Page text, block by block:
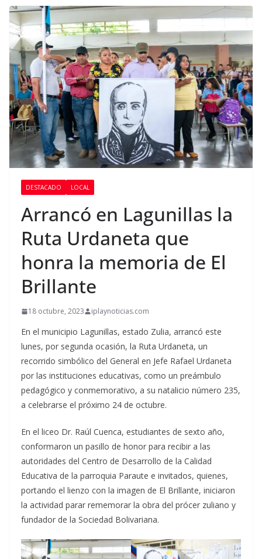
DESTACADO LOCAL
Arrancó en Lagunillas la
Ruta Urdaneta que
honra la memoria de El
Brillante
18 octubre, 2023 iplaynoticias.com
En el municipio Lagunillas, estado Zulia, arrancó este
lunes, por segunda ocasión, la Ruta Urdaneta, un
recorrido simbólico del General en Jefe Rafael Urdaneta
por las instituciones educativas, como un preámbulo
pedagógico y conmemorativo, a su natalicio número 235,
a celebrarse el próximo 24 de octubre.
En el liceo Dr. Raúl Cuenca, estudiantes de sexto año,
conformaron un pasillo de honor para recibir a las
autoridades del Centro de Desarrollo de la Calidad
Educativa de la parroquia Paraute e invitados, quienes,
portando el lienzo con la imagen de El Brillante, iniciaron
la actividad parar rememorar la obra del prócer zuliano y
fundador de la Sociedad Bolivariana.